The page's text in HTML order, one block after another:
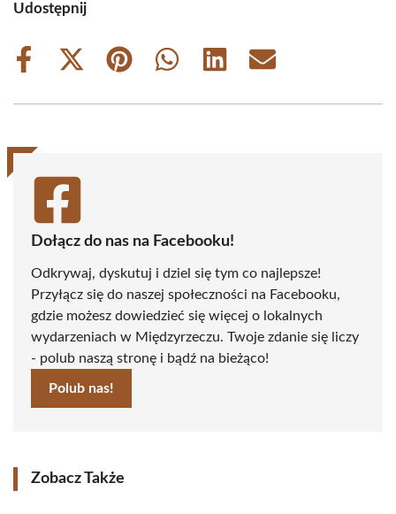
Udostępnij
Share
Share
(Twitter)
Share
Share
Share
Share
Dołącz do nas na Facebooku!
Odkrywaj, dyskutuj i dziel się tym co najlepsze!
Przyłącz się do naszej społeczności na Facebooku,
gdzie możesz dowiedzieć się więcej o lokalnych
wydarzeniach w Międzyrzeczu. Twoje zdanie się liczy
- polub naszą stronę i bądź na bieżąco!
Polub nas!
Zobacz Także